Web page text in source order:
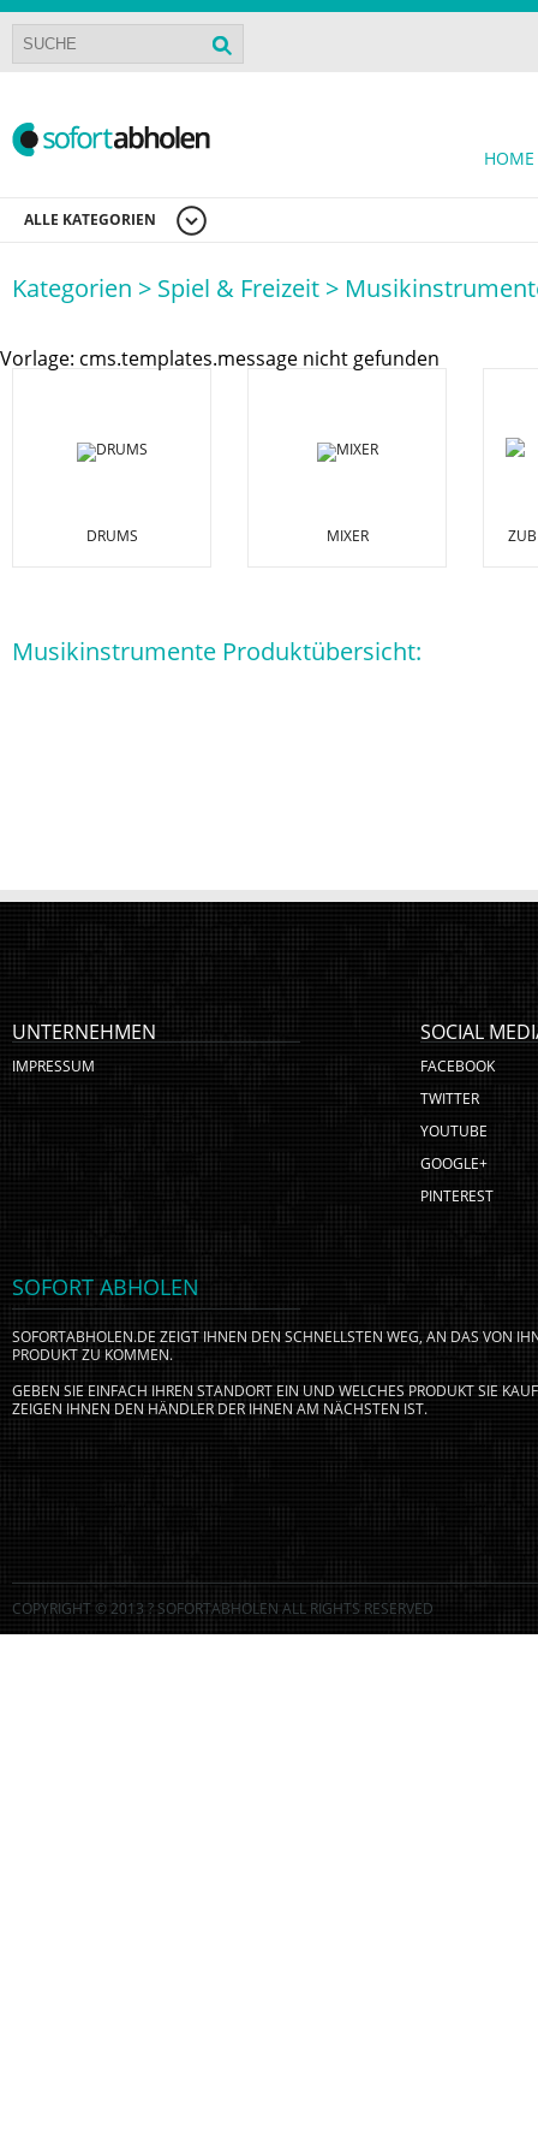
HOME
ALLE KATEGORIEN
Kategorien > Spiel & Freizeit >
Vorlage: cms.templates.message nicht gefunden
DRUMS MIXER
Musikinstrumente Produktübersicht:
UNTERNEHMEN
IMPRESSUM
SOCIAL
FACEBOOK
TWITTER
YOUTUBE
GOOGLE+
PINTEREST
SOFORT ABHOLEN
SOFORTABHOLEN.DE ZEIGT IHNEN DEN SCHNELLSTEN WEG, AN DAS VON
PRODUKT ZU KOMMEN.
GEBEN SIE EINFACH IHREN STANDORT EIN UND WELCHES PRODUKT SIE
ZEIGEN IHNEN DEN HÄNDLER DER IHNEN AM NÄCHSTEN IST.
COPYRIGHT © 2013 ? SOFORTABHOLEN ALL RIGHTS RESERVED